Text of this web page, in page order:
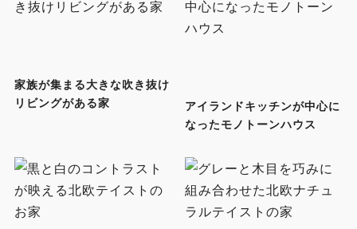
家族が集まる大きな吹き抜け
リビングがある家
アイランドキッチンが中心に
なったモノトーンハウス